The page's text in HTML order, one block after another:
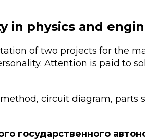
in physics and
of two projects for the
Attention is paid to
circuit diagram,
государственного